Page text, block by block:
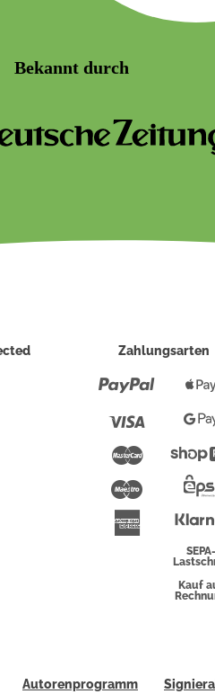
Bekannt durch
Zahlungsarten
Paypal
Mastercard
Maestro
American
ExpressSEPA-
Kauf
Autorenprogramm